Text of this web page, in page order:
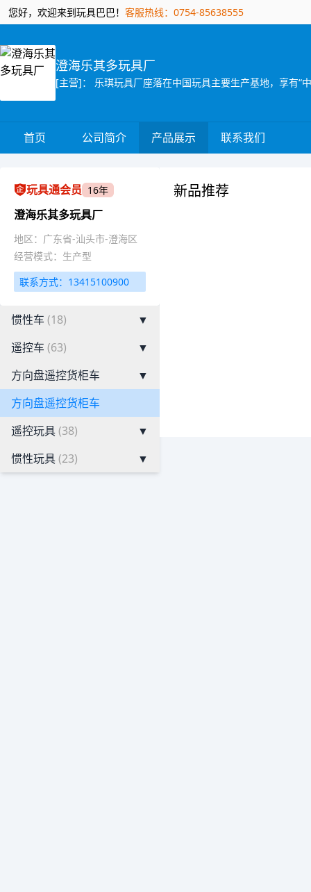
您好，欢迎来到玩具巴巴！ 客服热线：0754-85638555
澄海乐其多玩具厂
首页 公司简介 产品展示 联系我们
玩具通会员 16年
澄海乐其多玩具厂
地区：广东省-汕头市-澄海区
经营模式：生产型
联系方式：13415100900
惯性车 (18)
▼
遥控车 (63)
▼
方向盘遥控货柜车
▼
方向盘遥控货柜车
遥控玩具(38)
▼
惯性玩具(23) ▼
新品推荐